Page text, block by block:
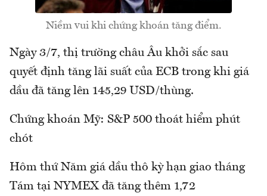
Niềm vui khi chứng khoán tăng điểm.
Ngày 3/7, thị trường châu Âu khởi sắc sau
quyết định tăng lãi suất của ECB trong khi giá
dầu đã tăng lên 145,29 USD/thùng.
Chứng khoán Mỹ: S&P 500 thoát hiểm phút
chót
Hôm thứ Năm giá dầu thô kỳ hạn giao tháng
Tám tại NYMEX đã tăng thêm 1,72